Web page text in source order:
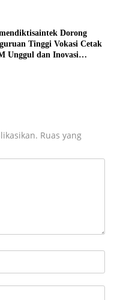
Dorong
Tinggi Vokasi Cetak
Unggul dan Inovasi
Ruas yang